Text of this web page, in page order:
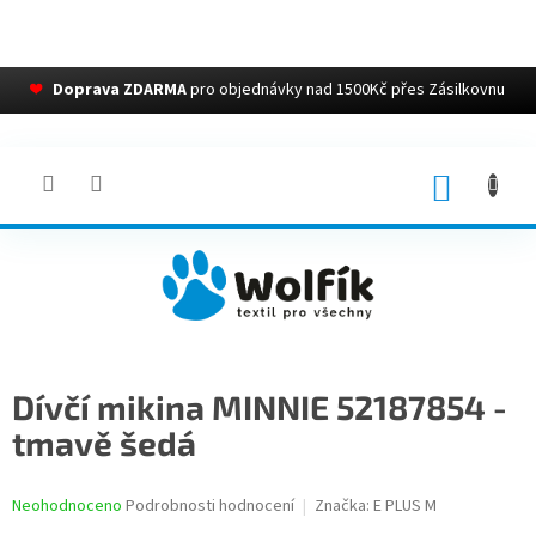
❤ Doprava ZDARMApro objednávky nad 1500Kč přes Zásilkovnu
Dívčí mikina MINNIE 52187854 -
tmavě šedá
Průměrné
Neohodnoceno Podrobnosti hodnocení Značka: E PLUS M